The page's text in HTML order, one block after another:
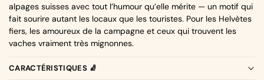
alpages suisses avec tout l’humour qu’elle mérite — un motif qui
fait sourire autant les locaux que les touristes. Pour les Helvètes
fiers, les amoureux de la campagne et ceux qui trouvent les
vaches vraiment très mignonnes.
CARACTÉRISTIQUES 🧦